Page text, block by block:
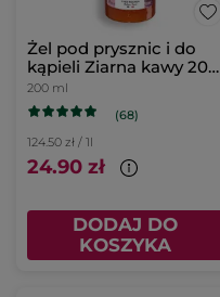
Żel pod prysznic i do
kąpieli Ziarna kawy 200
ml
200 ml
(68)
124.50 zł / 1l
24.90 zł
DODAJ DO
KOSZYKA